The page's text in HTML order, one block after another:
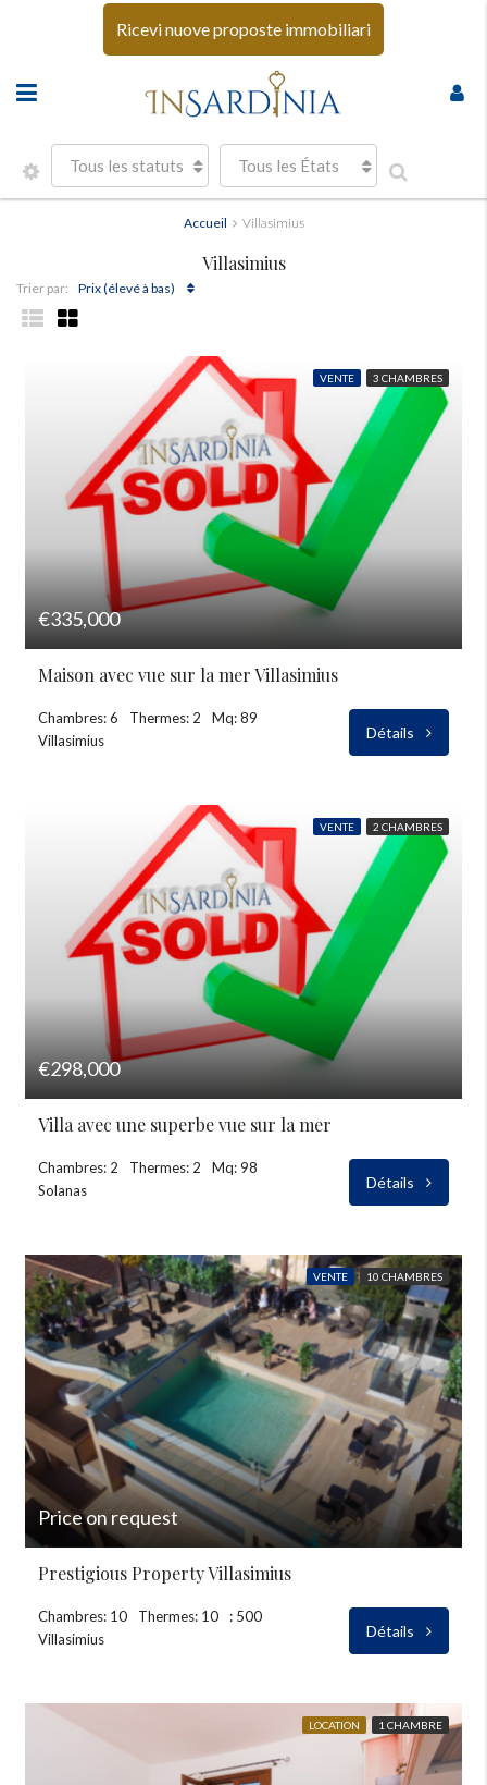
Ricevi nuove proposte immobiliari
Tous les statuts Tous les États
Accueil Villasimius
Villasimius
Trier par: Prix ​​(élevé à bas)
VENTE 3 CHAMBRES
€335,000
Maison avec vue sur la mer Villasimius
Chambres: 6 Thermes: 2
Mq: 89
Villasimius
Détails
VENTE 2 CHAMBRES
€298,000
Villa avec une superbe vue sur la mer
Chambres: 2 Thermes: 2
Mq: 98
Solanas
Détails
VENTE 10 CHAMBRES
Price on request
Prestigious Property Villasimius
Chambres: 10 Thermes: 10
: 500
Villasimius
Détails
LOCATION 1 CHAMBRE